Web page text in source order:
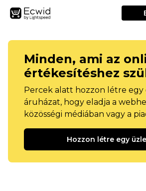
Minden, ami az
értékesítéshez
Percek alatt hozzon létre egy
áruházat, hogy eladja a
közösségi médiában vagy a
Hozzon létre egy